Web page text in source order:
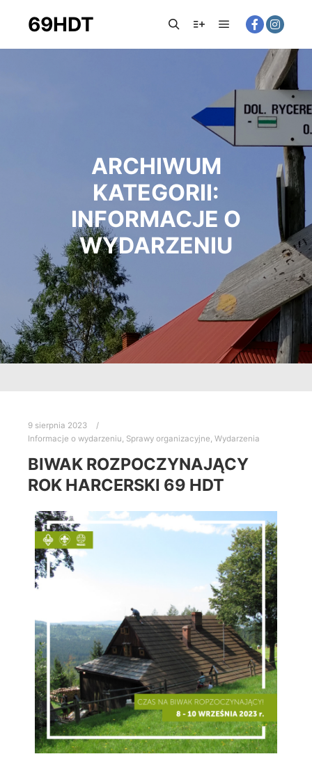
69HDT
ARCHIWUM
KATEGORII:
INFORMACJE O
WYDARZENIU
9 sierpnia 2023
Informacje o wydarzeniu, Sprawy organizacyjne, Wydarzenia
BIWAK ROZPOCZYNAJĄCY
ROK HARCERSKI 69 HDT